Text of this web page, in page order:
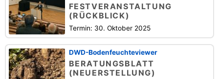
FESTVERANSTALTUNG
(RÜCKBLICK)
Termin: 30. Oktober 2025
DWD-Bodenfeuchteviewer
BERATUNGSBLATT
(NEUERSTELLUNG)